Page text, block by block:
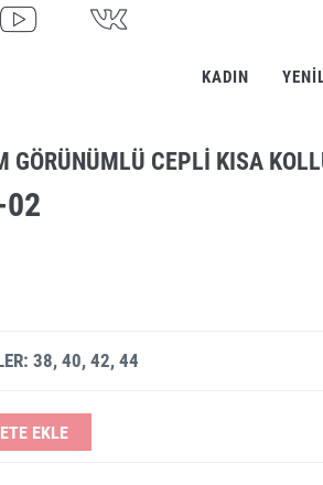
KADIN
GÖRÜNÜMLÜ CEPLI KISA
02
38, 40, 42, 44
EKLE